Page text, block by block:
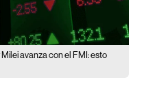
avanza con el FMI: esto